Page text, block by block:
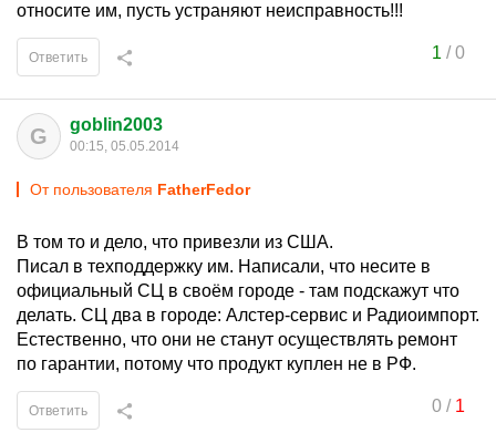
относите им, пусть устраняют неисправность!!!
1 /0
Ответить
G goblin2003
00:15, 05.05.2014
От пользователя FatherFedor
В том то и дело, что привезли из США.
Писал в техподдержку им. Написали, что несите в
официальный СЦ в своём городе - там подскажут что
делать. СЦ два в городе: Алстер-сервис и Радиоимпорт.
Естественно, что они не станут осуществлять ремонт
по гарантии, потому что продукт куплен не в РФ.
0/ 1
Ответить